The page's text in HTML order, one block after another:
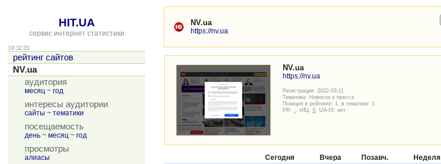
HIT.UA
сервис интернет статистики
19:32:33
рейтинг сайтов
NV.ua
аудитория
месяц ~ год
интересы аудитории
сайты ~ тематики
посещаемость
день ~ месяц ~ год
просмотры
алиасы
NV.ua
https://nv.ua
NV.ua
https://nv.ua
Регистрация: 2022-03-11
Тематика: Новости и пресса
Позиция в рейтинге: 1, в тематике: 1
PR: - , тИЦ: 0 , UA-IX: нет
Сегодня Вчера Позавч. Неделя